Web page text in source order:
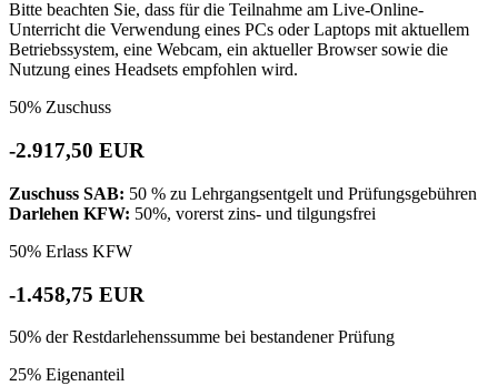
Bitte beachten Sie, dass für die Teilnahme am Live-Online-
Unterricht die Verwendung eines PCs oder Laptops mit aktuellem
Betriebssystem, eine Webcam, ein aktueller Browser sowie die
Nutzung eines Headsets empfohlen wird.
50% Zuschuss
-2.917,50 EUR
Zuschuss SAB: 50 % zu Lehrgangsentgelt und Prüfungsgebühren
Darlehen KFW: 50%, vorerst zins- und tilgungsfrei
50% Erlass KFW
-1.458,75 EUR
50% der Restdarlehenssumme bei bestandener Prüfung
25% Eigenanteil